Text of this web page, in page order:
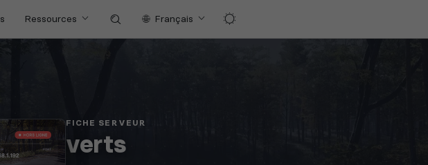
Ressources Français
FICHE SERVEUR
verts